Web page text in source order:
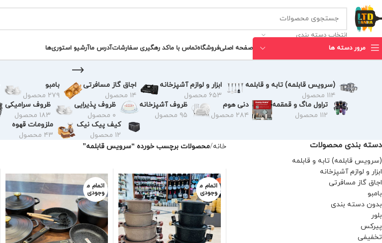
انتخاب دسته بندی
مرور دسته ها صفحه اصلیفروشگاهتماس با ماکد رهگیری سفارشاتآدرس ماآرشیو استوری‌ها
(سرویس قابلمه) تابه و قابلمه
۱۱۴ محصول
ابزار و لوازم آشپزخانه
۶۵۳ محصول
اجاق گاز مسافرتی
۱۴ محصول
بامبو
۲۷۹ محصول
تراول ماگ و قمقمه
۱۱۲ محصول
دنی هوم
۲۸۴ محصول
ظروف آشپزخانه
۹۵ محصول
ظروف پذیرایی
۰ محصول
ظروف سرامیکی
۱۸۳ محصول
کیف پیک نیک
۱۲ محصول
ملزومات قهوه
۴۳ محصول
دسته بندی محصولات
(سرویس قابلمه) تابه و قابلمه
ابزار و لوازم آشپزخانه
اجاق گاز مسافرتی
بامبو
بدون دسته بندی
بلور
پیرکس
تخفیفی
خانه محصولات برچسب خورده “سرویس قابلمه”
اتمام م
وجودی
اتمام م
وجودی